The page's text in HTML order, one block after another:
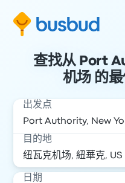
查找从 Port
机场 的
出发点
目的地
日期